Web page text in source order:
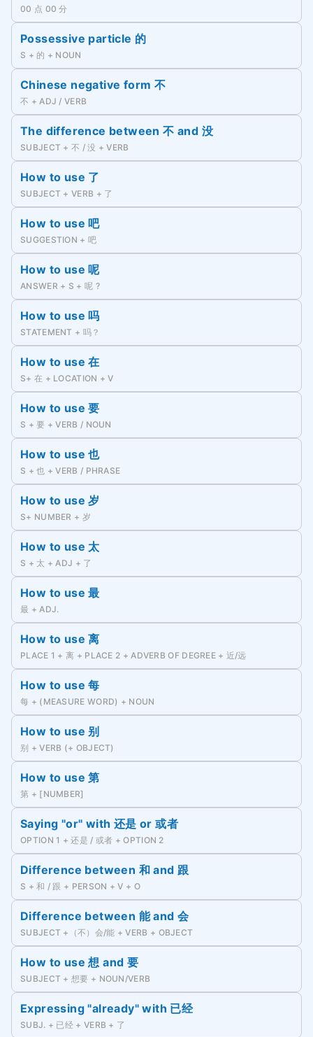
00 点 00 分
Possessive particle 的
S + 的 + NOUN
Chinese negative form 不
不 + ADJ / VERB
The difference between 不 and 没
SUBJECT + 不 / 没 + VERB
How to use 了
SUBJECT + VERB + 了
How to use 吧
SUGGESTION + 吧
How to use 呢
ANSWER + S + 呢 ?
How to use 吗
STATEMENT + 吗？
How to use 在
S+ 在 + LOCATION + V
How to use 要
S + 要 + VERB / NOUN
How to use 也
S + 也 + VERB / PHRASE
How to use 岁
S+ NUMBER + 岁
How to use 太
S + 太 + ADJ + 了
How to use 最
最 + ADJ.
How to use 离
PLACE 1 + 离 + PLACE 2 + ADVERB OF DEGREE + 近/远
How to use 每
每 + (MEASURE WORD) + NOUN
How to use 别
别 + VERB (+ OBJECT)
How to use 第
第 + [NUMBER]
Saying "or" with 还是 or 或者
OPTION 1 + 还是 / 或者 + OPTION 2
Difference between 和 and 跟
S + 和 / 跟 + PERSON + V + O
Difference between 能 and 会
SUBJECT +（不）会/能 + VERB + OBJECT
How to use 想 and 要
SUBJECT + 想要 + NOUN/VERB
Expressing "already" with 已经
SUBJ. + 已经 + VERB + 了